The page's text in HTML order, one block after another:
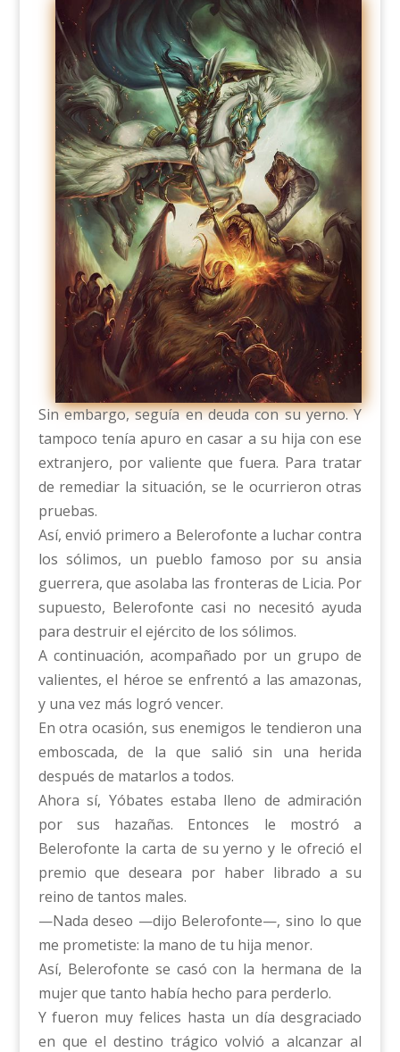
Sin embargo, seguía en deuda con su yerno. Y
tampoco tenía apuro en casar a su hija con ese
extranjero, por valiente que fuera. Para tratar
de remediar la situación, se le ocurrieron otras
pruebas.
Así, envió primero a Belerofonte a luchar contra
los sólimos, un pueblo famoso por su ansia
guerrera, que asolaba las fronteras de Licia. Por
supuesto, Belerofonte casi no necesitó ayuda
para destruir el ejército de los sólimos.
A continuación, acompañado por un grupo de
valientes, el héroe se enfrentó a las amazonas,
y una vez más logró vencer.
En otra ocasión, sus enemigos le tendieron una
emboscada, de la que salió sin una herida
después de matarlos a todos.
Ahora sí, Yóbates estaba lleno de admiración
por sus hazañas. Entonces le mostró a
Belerofonte la carta de su yerno y le ofreció el
premio que deseara por haber librado a su
reino de tantos males.
—Nada deseo —dijo Belerofonte—, sino lo que
me prometiste: la mano de tu hija menor.
Así, Belerofonte se casó con la hermana de la
mujer que tanto había hecho para perderlo.
Y fueron muy felices hasta un día desgraciado
en que el destino trágico volvió a alcanzar al